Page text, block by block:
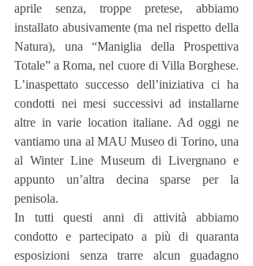
aprile senza, troppe pretese, abbiamo
installato abusivamente (ma nel rispetto della
Natura), una “Maniglia della Prospettiva
Totale” a Roma, nel cuore di Villa Borghese.
L’inaspettato successo dell’iniziativa ci ha
condotti nei mesi successivi ad installarne
altre in varie location italiane. Ad oggi ne
vantiamo una al MAU Museo di Torino, una
al Winter Line Museum di Livergnano e
appunto un’altra decina sparse per la
penisola.
In tutti questi anni di attività abbiamo
condotto e partecipato a più di quaranta
esposizioni senza trarre alcun guadagno